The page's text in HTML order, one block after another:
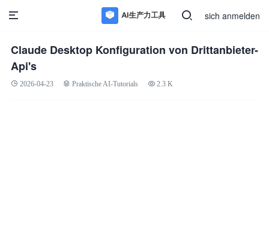
sich anmelden
Claude Desktop Konfiguration von Drittanbieter-
Api's
2026-04-23 Praktische AI-Tutorials 2.3 K